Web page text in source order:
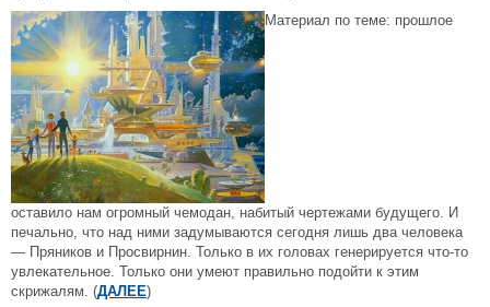
Материал по теме: прошлое
оставило нам огромный чемодан, набитый чертежами будущего. И
печально, что над ними задумываются сегодня лишь два человека
— Пряников и Просвирнин. Только в их головах генерируется что-то
увлекательное. Только они умеют правильно подойти к этим
скрижалям. (ДАЛЕЕ)